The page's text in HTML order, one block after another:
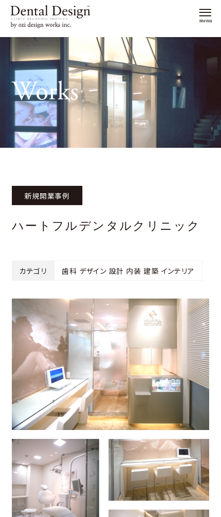
menu
Works
新規開業事例
ハートフルデンタルクリニック
カテゴリ 歯科 デザイン 設計 内装 建築 インテリア